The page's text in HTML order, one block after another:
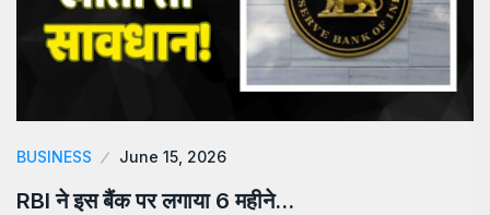
BUSINESS June 15, 2026
RBI ने इस बैंक पर लगाया 6 महीने…